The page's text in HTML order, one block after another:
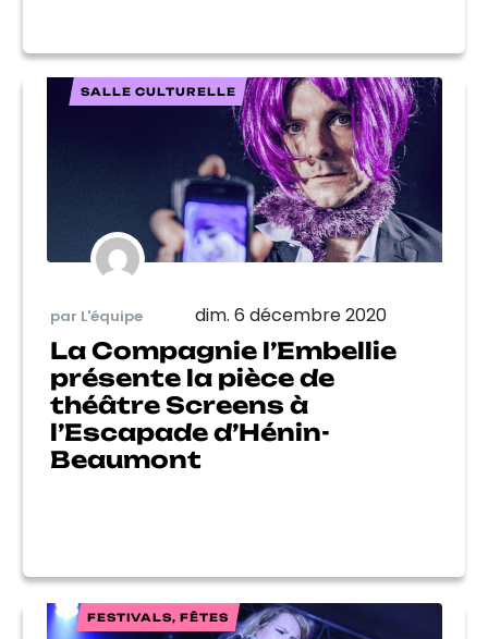
SALLE CULTURELLE
par L'équipe dim. 6 décembre 2020
La Compagnie l’Embellie
présente la pièce de
théâtre Screens à
l’Escapade d’Hénin-
Beaumont
FESTIVALS, FÊTES